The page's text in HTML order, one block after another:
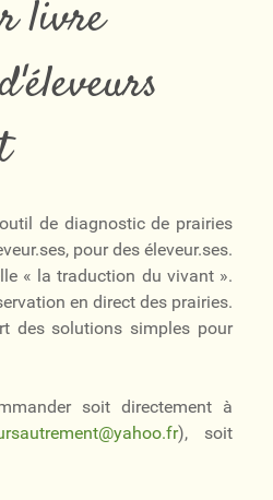
livre
de diagnostic de prairies
pour des éleveur.ses.
« la traduction du vivant ».
en direct des prairies.
des solutions simples pour
soit directement à
), soit